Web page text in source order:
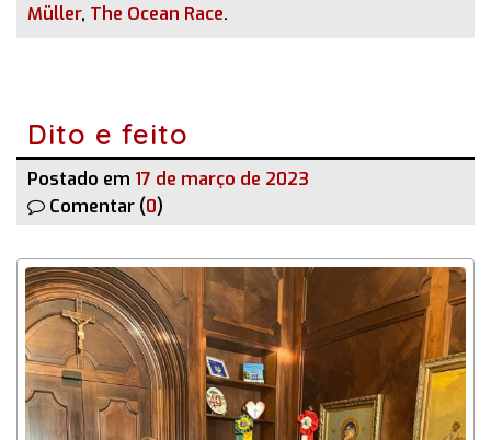
Müller, The Ocean Race.
Dito e feito
Postado em 17 de março de 2023
Comentar (0)